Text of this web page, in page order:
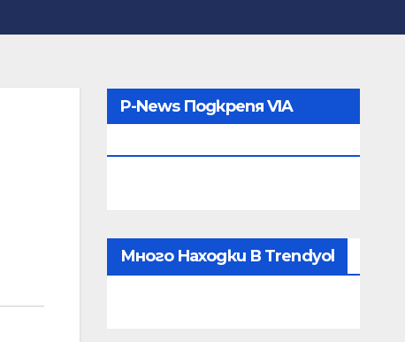
P-News Подкрепя VIA
Много Находки В Trendyol